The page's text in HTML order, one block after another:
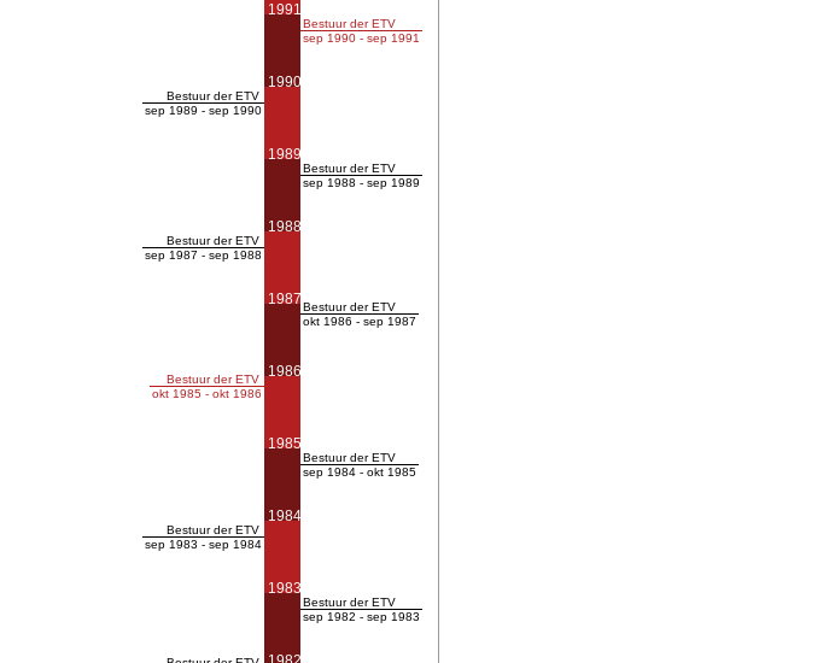
Bestuur der ETV
sep 1989 - sep 1990
Bestuur der ETV
sep 1987 - sep 1988
Bestuur der ETV
okt 1985 - okt 1986
Bestuur der ETV
sep 1983 - sep 1984
1991
1990
1989
1988
1987
1986
1985
1984
1983
Bestuur der ETV
sep 1990 - sep 1991
Bestuur der ETV
sep 1988 - sep 1989
Bestuur der ETV
okt 1986 - sep 1987
Bestuur der ETV
sep 1984 - okt 1985
Bestuur der ETV
sep 1982 - sep 1983